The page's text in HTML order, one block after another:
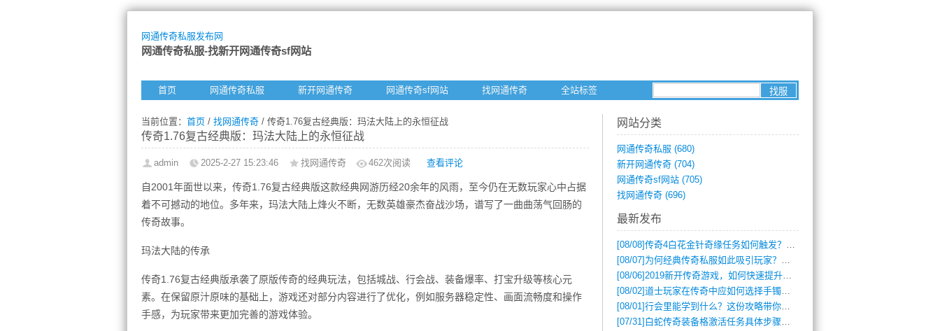
网通传奇私服发布网
网通传奇私服-找新开网通传奇sf网站
首页 网通传奇私服 新开网通传奇 网通传奇sf网站 找网通传奇 全站标签
当前位置： 首页 / 找网通传奇 / 传奇1.76复古经典版：玛法大陆上的永恒征战
传奇1.76复古经典版：玛法大陆上的永恒征战
admin 2025-2-27 15:23:46 找网通传奇 462次阅读 查看评论
自2001年面世以来，传奇1.76复古经典版这款经典网游历经20余年的风雨，至今仍在无数玩家心中占据
着不可撼动的地位。多年来，玛法大陆上烽火不断，无数英雄豪杰奋战沙场，谱写了一曲曲荡气回肠的
传奇故事。
玛法大陆的传承
传奇1.76复古经典版承袭了原版传奇的经典玩法，包括城战、行会战、装备爆率、打宝升级等核心元
素。在保留原汁原味的基础上，游戏还对部分内容进行了优化，例如服务器稳定性、画面流畅度和操作
手感，为玩家带来更加完善的游戏体验。
网站分类
网通传奇私服 (680)
新开网通传奇 (704)
网通传奇sf网站 (705)
找网通传奇 (696)
最新发布
[08/08]传奇4白花金针奇缘任务如何触发？完整攻略解析
[08/07] 为何经典传奇私服如此吸引玩家？深度攻略解析
[08/06]2019新开传奇游戏，如何快速提升角色等级？
[08/02]道士玩家在传奇中应如何选择手镯装备？
[08/01]行会里能学到什么？这份攻略带你全掌握
[07/31] 白蛇传奇装备格激活任务具体步骤是什么？如何完成？